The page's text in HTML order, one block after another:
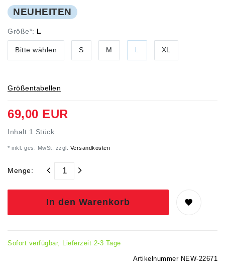
NEUHEITEN
Größe*: L
Bitte wählen S M L XL
Größentabellen
69,00 EUR
Inhalt 1 Stück
* inkl. ges. MwSt. zzgl. Versandkosten
Menge:
In den Warenkorb
Sofort verfügbar, Lieferzeit 2-3 Tage
Artikelnummer NEW-22671